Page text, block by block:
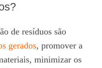
de resíduos são
gerados, promover a
minimizar os